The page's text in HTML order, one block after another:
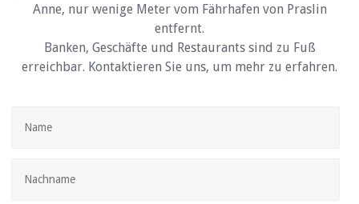
Anne, nur wenige Meter vom Fährhafen von Praslin
entfernt.
Banken, Geschäfte und Restaurants sind zu Fuß
erreichbar. Kontaktieren Sie uns, um mehr zu erfahren.